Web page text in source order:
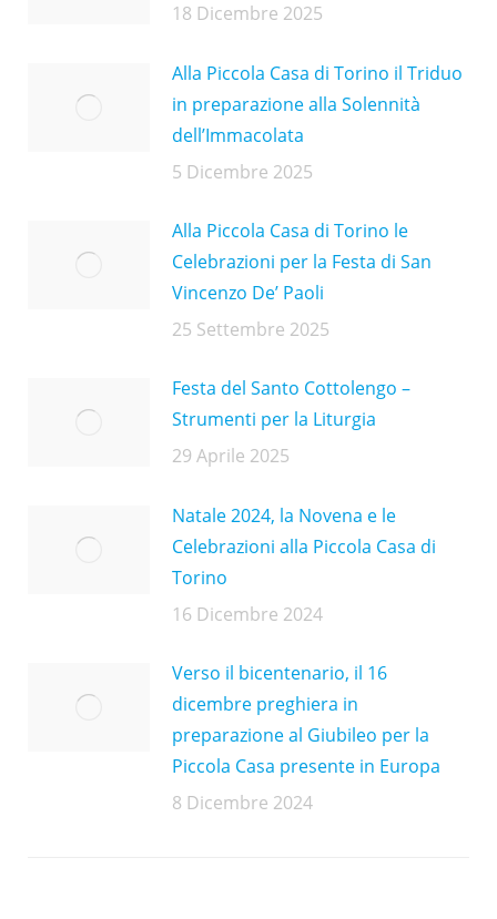
18 Dicembre 2025
Alla Piccola Casa di Torino il Triduo
in preparazione alla Solennità
dell’Immacolata
5 Dicembre 2025
Alla Piccola Casa di Torino le
Celebrazioni per la Festa di San
Vincenzo De’ Paoli
25 Settembre 2025
Festa del Santo Cottolengo –
Strumenti per la Liturgia
29 Aprile 2025
Natale 2024, la Novena e le
Celebrazioni alla Piccola Casa di
Torino
16 Dicembre 2024
Verso il bicentenario, il 16
dicembre preghiera in
preparazione al Giubileo per la
Piccola Casa presente in Europa
8 Dicembre 2024